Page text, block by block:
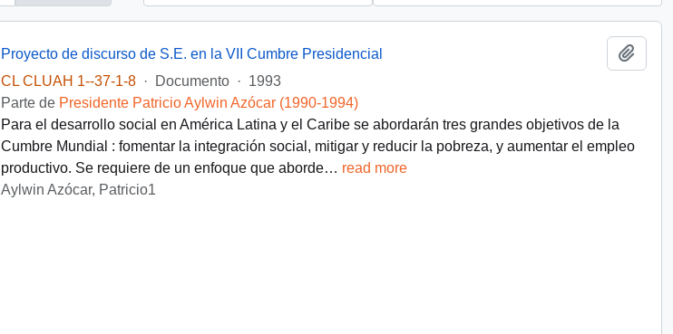
Proyecto de discurso de S.E. en la VII Cumbre Presidencial
CL CLUAH 1--37-1-8
· Documento · 1993
Parte de Presidente Patricio Aylwin Azócar (1990-1994)
Para el desarrollo social en América Latina y el Caribe se abordarán tres grandes objetivos de la
Cumbre Mundial : fomentar la integración social, mitigar y reducir la pobreza, y aumentar el empleo
productivo. Se requiere de un enfoque que aborde… read more
Aylwin Azócar, Patricio1